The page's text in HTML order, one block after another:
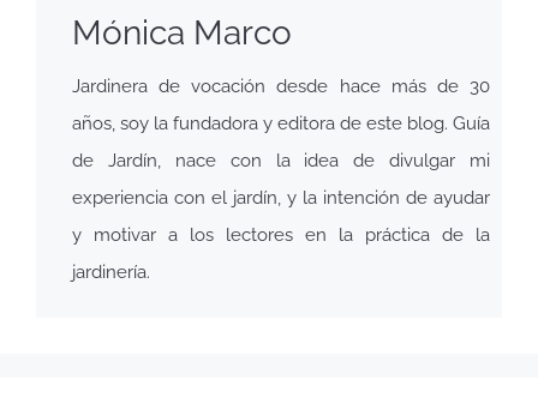
Mónica Marco
Jardinera de vocación desde hace más de 30
años, soy la fundadora y editora de este blog. Guía
de Jardín, nace con la idea de divulgar mi
experiencia con el jardín, y la intención de ayudar
y motivar a los lectores en la práctica de la
jardinería.